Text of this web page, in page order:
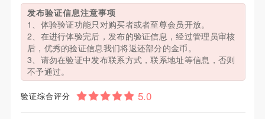
发布验证信息注意事项
1、体验验证功能只对购买者或者至尊会员开放。
2、在进行体验完后，发布的验证信息，经过管理员审核
后，优秀的验证信息我们将返还部分的金币。
3、请勿在验证中发布联系方式，联系地址等信息，否则
不予通过。
验证综合评分